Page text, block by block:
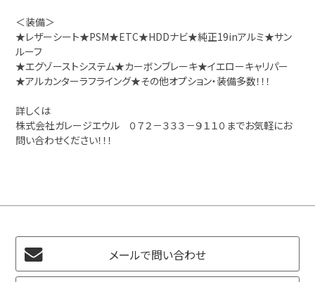
＜装備＞
★レザーシート★PSM★ETC★HDDナビ★純正19inアルミ★サン
ルーフ
★エグゾーストシステム★カーボンブレーキ★イエローキャリパー
★アルカンターラフライング★その他オプション・装備多数！！！
詳しくは
株式会社ガレージエウル ０７２－３３３－９１１０までお気軽にお
問い合わせください！！！
メールで問い合わせ